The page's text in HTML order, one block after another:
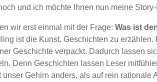
und ich möchte Ihnen nun meine
wir erst einmal mit der Frage:Was ist
ist die Kunst, Geschichten zu
Geschichte verpackt. Dadurch lassen
Denn Geschichten lassen Leser
unser Gehirn anders, als auf rein